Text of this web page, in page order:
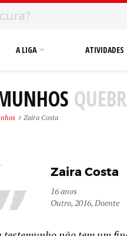
A LIGA ATIVIDADES
Zaira Costa
Zaira Costa
16 anos
Outro, 2016, Doente